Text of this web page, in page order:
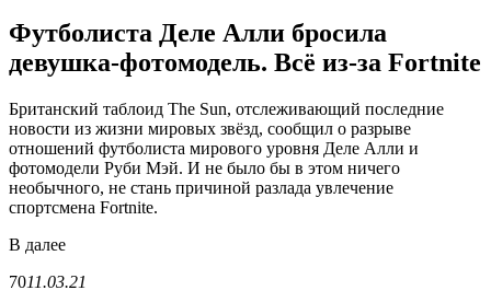
Футболиста Деле Алли бросила
девушка-фотомодель. Всё из-за Fortnite
Британский таблоид The Sun, отслеживающий последние
новости из жизни мировых звёзд, сообщил о разрыве
отношений футболиста мирового уровня Деле Алли и
фотомодели Руби Мэй. И не было бы в этом ничего
необычного, не стань причиной разлада увлечение
спортсмена Fortnite.
В далее
7011.03.21